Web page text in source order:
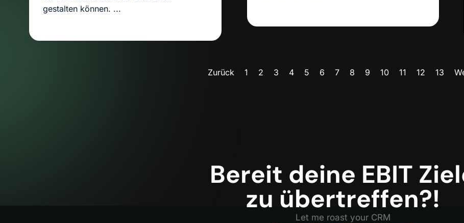
gestalten können. ...
Zurück 1 2 3 4 5 6 7 8 9 10 11 12 13
Bereit deine EBIT
zu übertreffen?!
Let me roast your CRM